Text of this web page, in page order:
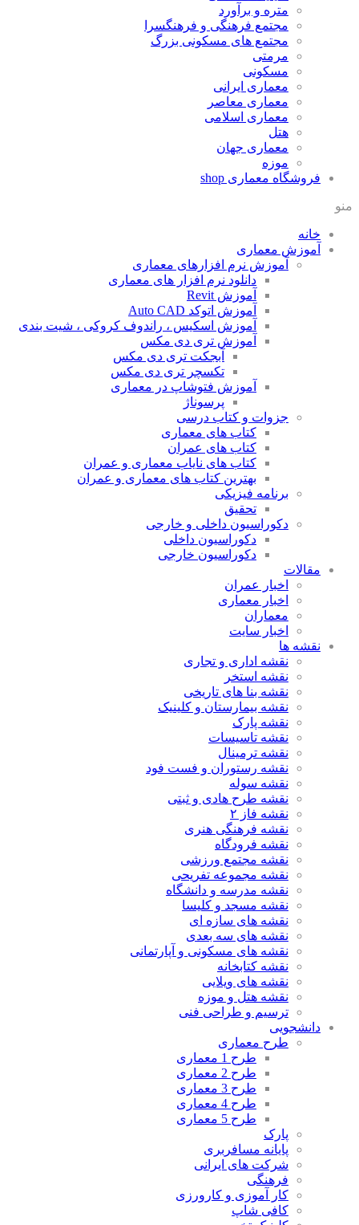
متره و برآورد
مجتمع فرهنگی و فرهنگسرا
مجتمع های مسکونی بزرگ
مرمتی
مسکونی
معماری ایرانی
معماری معاصر
معماری اسلامی
هتل
معماری جهان
موزه
فروشگاه معماری shop
منو
خانه
آموزش معماری
آموزش نرم افزارهای معماری
دانلود نرم افزار های معماری
آموزش Revit
آموزش اتوکد Auto CAD
آموزش اسکیس ، راندوف کروکی ، شیت بندی
آموزش تری دی مکس
آبجکت تری دی مکس
تکسچر تری دی مکس
آموزش فتوشاپ در معماری
پرسوناژ
جزوات و کتاب درسی
کتاب های معماری
کتاب های عمران
کتاب های نایاب معماری و عمران
بهترین کتاب های معماری و عمران
برنامه فیزیکی
تحقیق
دکوراسیون داخلی و خارجی
دکوراسیون داخلی
دکوراسیون خارجی
مقالات
اخبار عمران
اخبار معماری
معماران
اخبار سایت
نقشه ها
نقشه اداری و تجاری
نقشه استخر
نقشه بنا های تاریخی
نقشه بیمارستان و کلینیک
نقشه پارک
نقشه تاسیسات
نقشه ترمینال
نقشه رستوران و فست فود
نقشه سوله
نقشه طرح هادی و ثبتی
نقشه فاز ۲
نقشه فرهنگی هنری
نقشه فرودگاه
نقشه مجتمع ورزشی
نقشه مجموعه تفریحی
نقشه مدرسه و دانشگاه
نقشه مسجد و کلیسا
نقشه های سازه ای
نقشه های سه بعدی
نقشه های مسکونی و آپارتمانی
نقشه کتابخانه
نقشه های ویلایی
نقشه هتل و موزه
ترسیم و طراحی فنی
دانشجویی
طرح معماری
طرح 1 معماری
طرح 2 معماری
طرح 3 معماری
طرح 4 معماری
طرح 5 معماری
پارک
پایانه مسافربری
شرکت های ایرانی
فرهنگی
کار آموزی و کارورزی
کافی شاپ